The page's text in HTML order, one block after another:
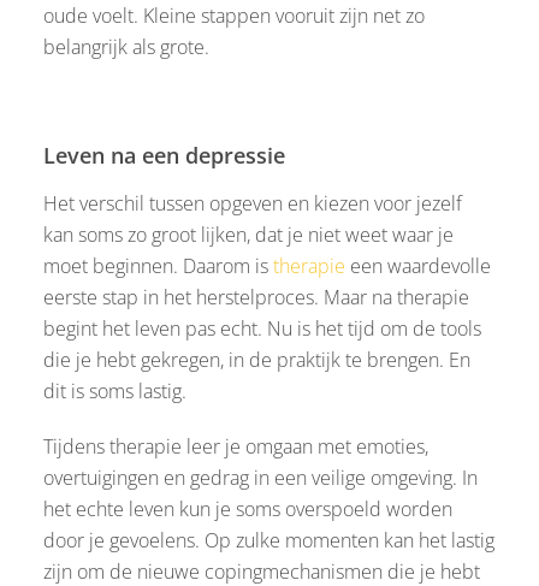
oude voelt. Kleine stappen vooruit zijn net zo
belangrijk als grote.
Leven na een depressie
Het verschil tussen opgeven en kiezen voor jezelf
kan soms zo groot lijken, dat je niet weet waar je
moet beginnen. Daarom istherapie een waardevolle
eerste stap in het herstelproces. Maar na therapie
begint het leven pas echt. Nu is het tijd om de tools
die je hebt gekregen, in de praktijk te brengen. En
dit is soms lastig.
Tijdens therapie leer je omgaan met emoties,
overtuigingen en gedrag in een veilige omgeving. In
het echte leven kun je soms overspoeld worden
door je gevoelens. Op zulke momenten kan het lastig
zijn om de nieuwe copingmechanismen die je hebt